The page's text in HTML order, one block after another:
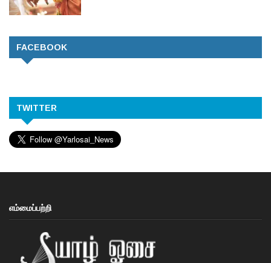
FACEBOOK
TWITTER
எம்மைப்பற்றி